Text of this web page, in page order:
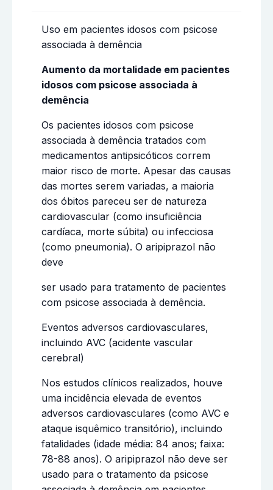
Uso em pacientes idosos com psicose
associada à demência
Aumento da mortalidade em pacientes
idosos com psicose associada à
demência
Os pacientes idosos com psicose
associada à demência tratados com
medicamentos antipsicóticos correm
maior risco de morte. Apesar das causas
das mortes serem variadas, a maioria
dos óbitos pareceu ser de natureza
cardiovascular (como insuficiência
cardíaca, morte súbita) ou infecciosa
(como pneumonia). O aripiprazol não
deve
ser usado para tratamento de pacientes
com psicose associada à demência.
Eventos adversos cardiovasculares,
incluindo AVC (acidente vascular
cerebral)
Nos estudos clínicos realizados, houve
uma incidência elevada de eventos
adversos cardiovasculares (como AVC e
ataque isquêmico transitório), incluindo
fatalidades (idade média: 84 anos; faixa:
78-88 anos). O aripiprazol não deve ser
usado para o tratamento da psicose